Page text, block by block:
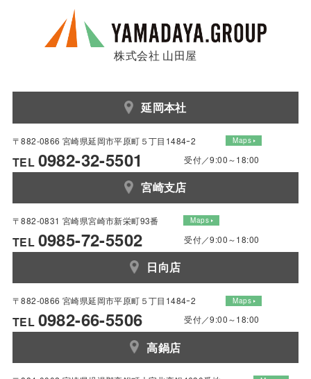
株式会社 山田屋
延岡本社
〒882-0866 宮崎県延岡市平原町５丁目1484ｰ2 Maps
TEL 0982-32-5501 受付／9:00～18:00
宮崎支店
〒882-0831 宮崎県宮崎市新栄町93番 Maps
TEL 0985-72-5502 受付／9:00～18:00
日向店
〒882-0866 宮崎県延岡市平原町５丁目1484ｰ2 Maps
TEL 0982-66-5506 受付／9:00～18:00
高鍋店